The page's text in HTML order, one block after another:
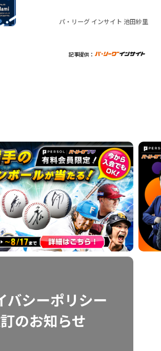
パ・リーグ インサイト 池田紗里
記事提供：